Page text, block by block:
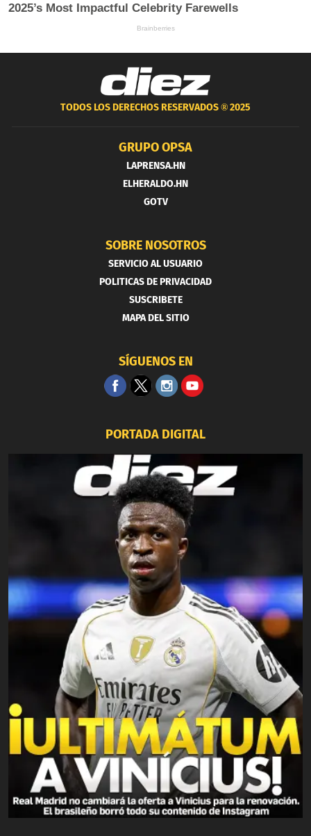
TODOS LOS DERECHOS RESERVADOS ®2025
GRUPO OPSA
LAPRENSA.HN
ELHERALDO.HN
GOTV
SOBRE NOSOTROS
SERVICIO AL USUARIO
POLITICAS DE PRIVACIDAD
SUSCRIBETE
MAPA DEL SITIO
SÍGUENOS EN
PORTADA DIGITAL